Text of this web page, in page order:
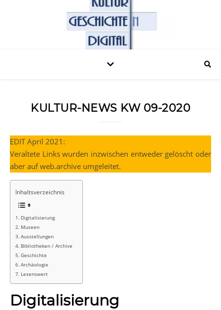
KULTUR-NEWS KW 09-2020
EDIT April 2021:
Veraltete Links wurden inzwischen entweder gelöscht oder
aber auf web.archive umgeleitet.
Inhaltsverzeichnis
Digitalisierung
Museen
Ausstellungen
Bibliotheken / Archive
Geschichte
Archäologie
Lesenswert
Digitalisierung